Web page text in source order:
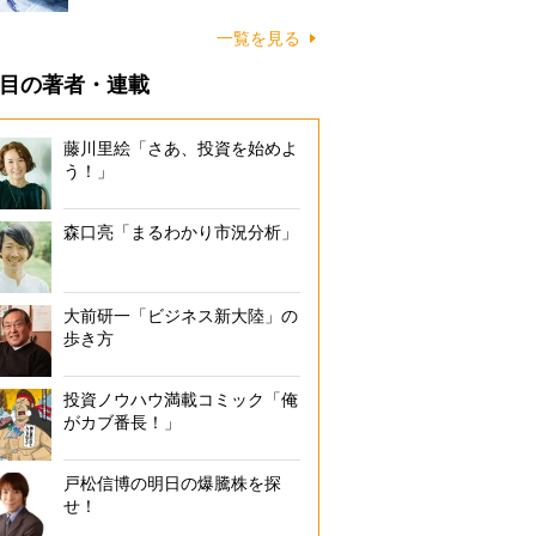
一覧を見る
の著者・連載
藤川里絵「さあ、投資を始めよ
う！」
森口亮「まるわかり市況分析」
大前研一「ビジネス新大陸」の
歩き方
投資ノウハウ満載コミック「俺
がカブ番長！」
戸松信博の明日の爆騰株を探
せ！